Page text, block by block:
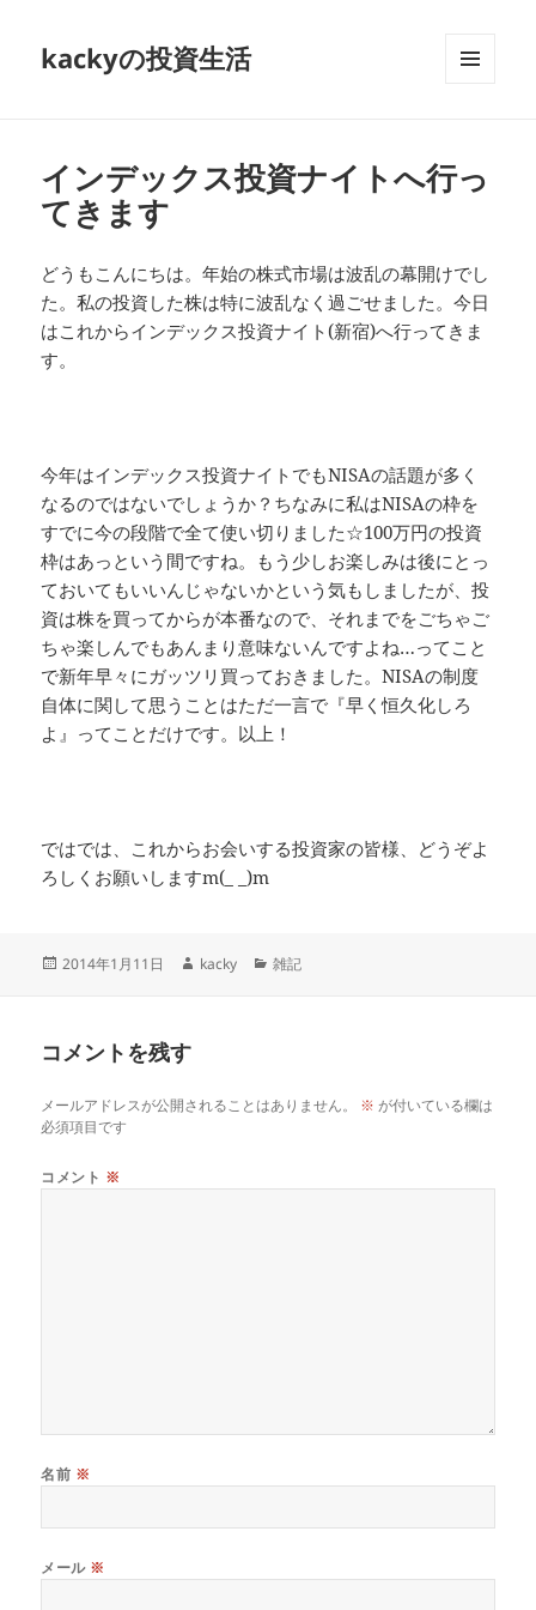
kackyの投資生活
インデックス投資ナイトへ行っ
てきます
どうもこんにちは。年始の株式市場は波乱の幕開けでし
た。私の投資した株は特に波乱なく過ごせました。今日
はこれからインデックス投資ナイト(新宿)へ行ってきま
す。
今年はインデックス投資ナイトでもNISAの話題が多く
なるのではないでしょうか？ちなみに私はNISAの枠を
すでに今の段階で全て使い切りました☆100万円の投資
枠はあっという間ですね。もう少しお楽しみは後にとっ
ておいてもいいんじゃないかという気もしましたが、投
資は株を買ってからが本番なので、それまでをごちゃご
ちゃ楽しんでもあんまり意味ないんですよね…ってこと
で新年早々にガッツリ買っておきました。NISAの制度
自体に関して思うことはただ一言で『早く恒久化しろ
よ』ってことだけです。以上！
ではでは、これからお会いする投資家の皆様、どうぞよ
ろしくお願いしますm(_ _)m
投
2014年1月11日
作
kacky
カ
雑記
コメントを残す
メールアドレスが公開されることはありません。 ※ が付いている欄は
必須項目です
コメント ※
名前 ※
メール ※